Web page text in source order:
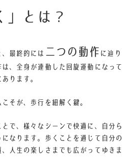
」とは？
最終的には 二つの動作 に辿り
は、全身が連動した回旋運動になって
ります。
そが、歩行を紐解く鍵。
で、様々なシーンで快適に、自分ら
なります。歩くことを通じて自分の
人生の楽しさまでも広がってゆきま